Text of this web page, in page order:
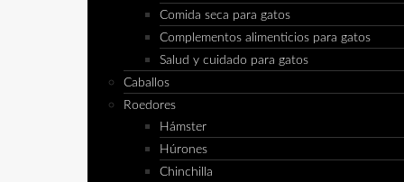
Comida seca para gatos
Complementos alimenticios para gatos
Salud y cuidado para gatos
Caballos
Roedores
Hámster
Húrones
Chinchilla